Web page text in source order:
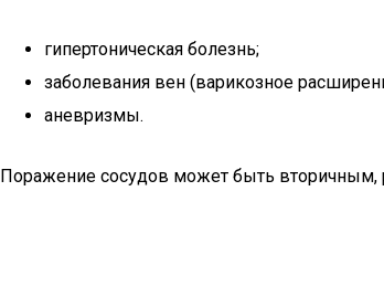
гипертоническая болезнь;
заболевания вен (варикозное
аневризмы.
Поражение сосудов может быть вторичным,